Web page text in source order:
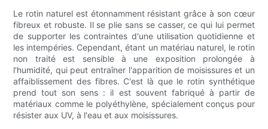
Le rotin naturel est étonnamment résistant grâce à son cœur
fibreux et robuste. Il se plie sans se casser, ce qui lui permet
de supporter les contraintes d'une utilisation quotidienne et
les intempéries. Cependant, étant un matériau naturel, le rotin
non traité est sensible à une exposition prolongée à
l'humidité, qui peut entraîner l'apparition de moisissures et un
affaiblissement des fibres. C'est là que le rotin synthétique
prend tout son sens : il est souvent fabriqué à partir de
matériaux comme le polyéthylène, spécialement conçus pour
résister aux UV, à l'eau et aux moisissures.